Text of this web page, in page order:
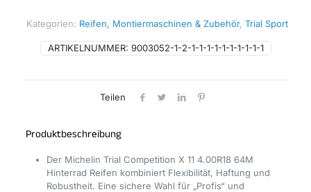
11
4.00R18
MengeARTIKELNUMMER: 9003052-1-2-1-1-1-1-1-1-1-1-1-1
Kategorien: Reifen, Montiermaschinen & Zubehör, Trial Sport
Teilen
Produktbeschreibung
Der Michelin Trial Competition X 11 4.00R18 64M
Hinterrad Reifen kombiniert Flexibilität, Haftung und
Robustheit. Eine sichere Wahl für „Profis“ und